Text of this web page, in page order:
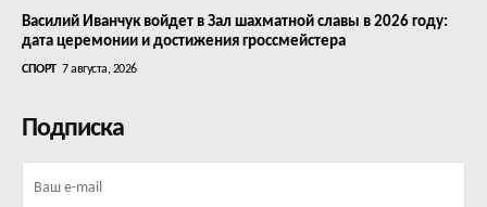
Василий Иванчук войдет в Зал шахматной славы в 2026 году:
дата церемонии и достижения гроссмейстера
СПОРТ 7 августа, 2026
Подписка